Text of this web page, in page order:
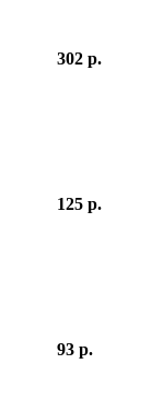
302 р.
125 р.
93 р.